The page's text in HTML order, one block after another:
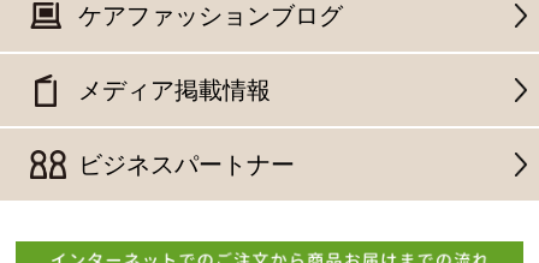
ケアファッションブログ
メディア掲載情報
ビジネスパートナー